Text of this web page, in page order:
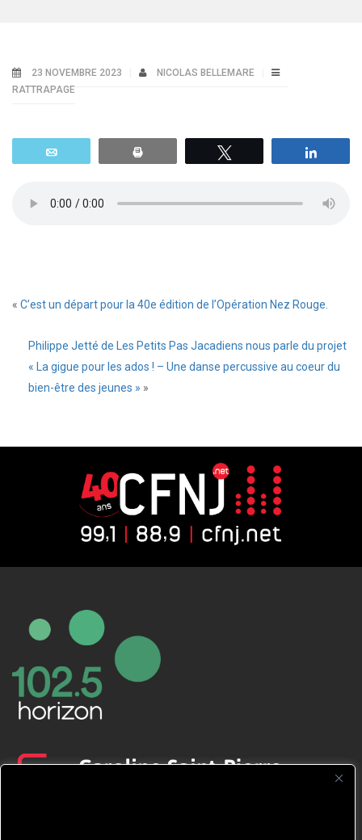
23 NOVEMBRE 2023
NICOLAS BELLEMARE
RATTRAPAGE
« C’est un départ pour la 40e édition de l’Opération Nez Rouge.
Philippe Jetté de Les Petits Pas Jacadiens nous parle du projet
« La gigue pour les ados ! – Une danse percussive au coeur du
bien-être des jeunes » »